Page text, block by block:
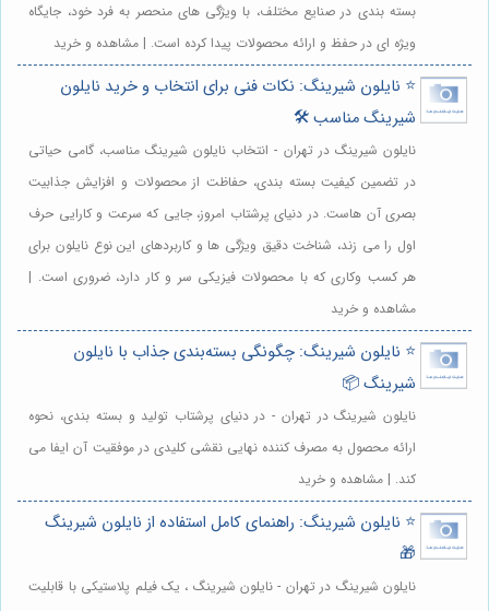
بسته بندی در صنایع مختلف، با ویژگی های منحصر به فرد خود، جایگاه
ویژه ای در حفظ و ارائه محصولات پیدا کرده است. | مشاهده و خرید
⭐️ نایلون شیرینگ: نکات فنی برای انتخاب و خرید نایلون
شیرینگ مناسب 🛠️
نایلون شیرینگ در تهران - انتخاب نایلون شیرینگ مناسب، گامی حیاتی
در تضمین کیفیت بسته بندی، حفاظت از محصولات و افزایش جذابیت
بصری آن هاست. در دنیای پرشتاب امروز، جایی که سرعت و کارایی حرف
اول را می زند، شناخت دقیق ویژگی ها و کاربردهای این نوع نایلون برای
هر کسب وکاری که با محصولات فیزیکی سر و کار دارد، ضروری است. |
مشاهده و خرید
⭐️ نایلون شیرینگ: چگونگی بسته‌بندی جذاب با نایلون
شیرینگ 📦
نایلون شیرینگ در تهران - در دنیای پرشتاب تولید و بسته بندی، نحوه
ارائه محصول به مصرف کننده نهایی نقشی کلیدی در موفقیت آن ایفا می
کند. | مشاهده و خرید
⭐️ نایلون شیرینگ: راهنمای کامل استفاده از نایلون شیرینگ
🎁
نایلون شیرینگ در تهران - نایلون شیرینگ ، یک فیلم پلاستیکی با قابلیت